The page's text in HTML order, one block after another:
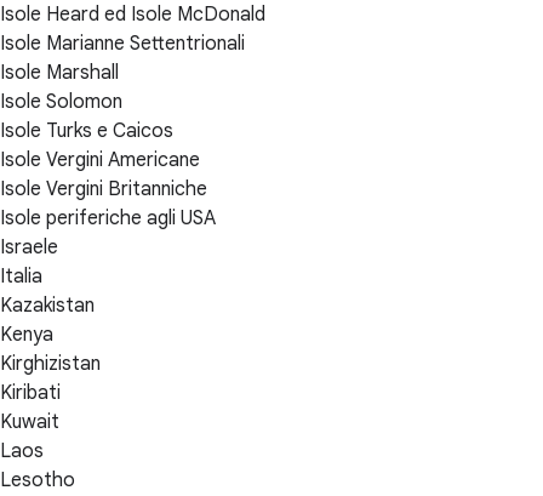
Isole Heard ed Isole McDonald
Isole Marianne Settentrionali
Isole Marshall
Isole Solomon
Isole Turks e Caicos
Isole Vergini Americane
Isole Vergini Britanniche
Isole periferiche agli USA
Israele
Italia
Kazakistan
Kenya
Kirghizistan
Kiribati
Kuwait
Laos
Lesotho